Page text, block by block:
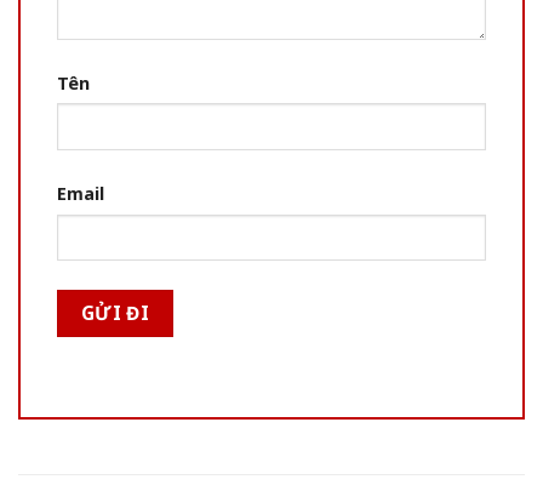
Tên
Email